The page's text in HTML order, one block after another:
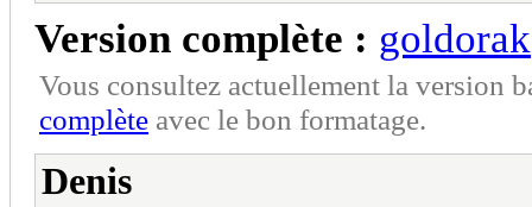
Version complète : goldorak
Vous consultez actuellement la version
complète avec le bon formatage.
Denis